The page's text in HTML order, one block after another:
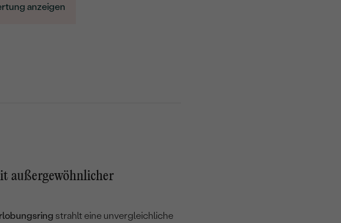
anzeigen
außergewöhnlicher
strahlt eine unvergleichliche